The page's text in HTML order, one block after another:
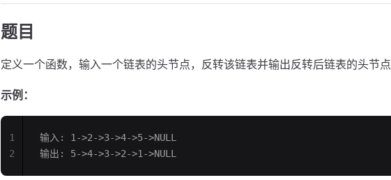
题目
定义一个函数，输入一个链表的头节点，反转该链表并输出反转后链表的头节
示例：
输入: 1->2->3->4->5->NULL
输出: 5->4->3->2->1->NULL
1
2